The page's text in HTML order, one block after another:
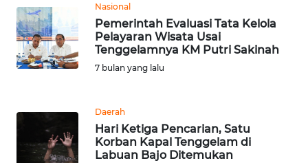
Nasional
Pemerintah Evaluasi Tata Kelola
Pelayaran Wisata Usai
Tenggelamnya KM Putri Sakinah
7 bulan yang lalu
Daerah
Hari Ketiga Pencarian, Satu
Korban Kapal Tenggelam di
Labuan Bajo Ditemukan
OPINI
EDITORIAL
INDEKS
BERITA